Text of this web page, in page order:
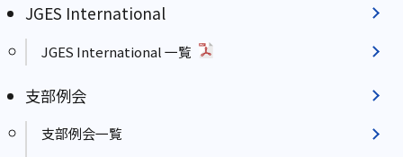
JGES International
JGES International 一覧
支部例会
支部例会一覧